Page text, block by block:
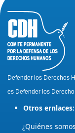
Defender los Derechos
es Defender los
Otros ernlaces:
¿Quiénes